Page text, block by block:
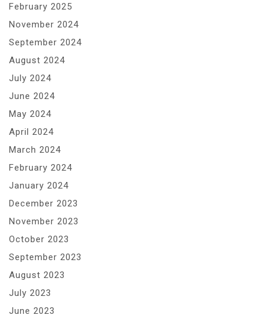
February 2025
November 2024
September 2024
August 2024
July 2024
June 2024
May 2024
April 2024
March 2024
February 2024
January 2024
December 2023
November 2023
October 2023
September 2023
August 2023
July 2023
June 2023